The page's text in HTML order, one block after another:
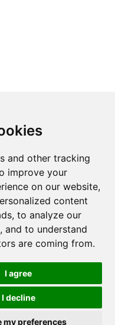
and other tracking
improve your
on our website,
content
to analyze our
and to understand
are coming from.
I agree
I decline
my preferences